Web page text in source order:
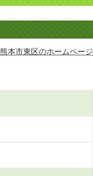
熊本市東区のホームページ